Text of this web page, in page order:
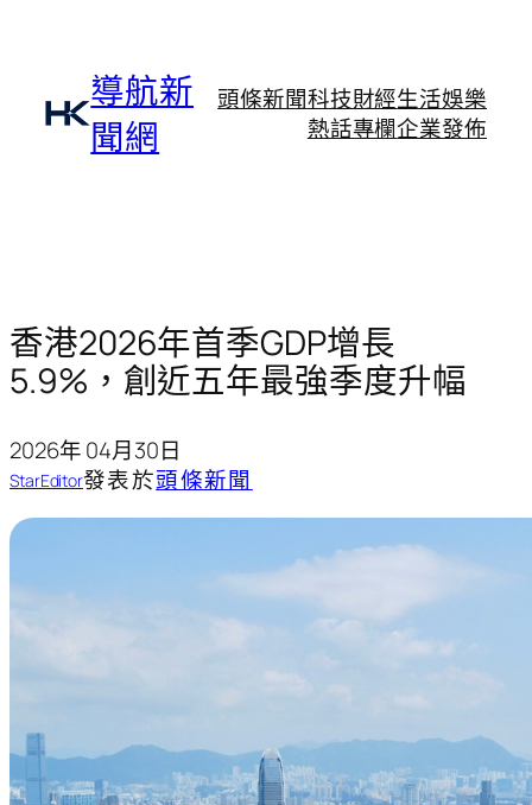
導航新
聞網
頭條新聞科技財經生活娛樂
熱話專欄企業發佈
香港2026年首季GDP增長
5.9%，創近五年最強季度升幅
2026年 04月30日
StarEditor發表於頭條新聞